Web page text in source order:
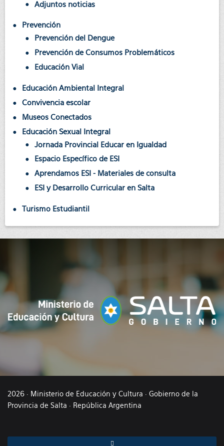
Adjuntos noticias
Prevención
Prevención del Dengue
Prevención de Consumos Problemáticos
Educación Vial
Educación Ambiental Integral
Convivencia escolar
Museos Conectados
Educación Sexual Integral
Jornada Provincial Educar en Igualdad
Espacio Específico de ESI
Aprendamos ESI - Materiales de consulta
ESI y Desarrollo Curricular en Salta
Turismo Estudiantil
2026 · Ministerio de Educación y Cultura · Gobierno de la
Provincia de Salta · República Argentina